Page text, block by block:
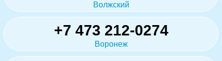
Волжский
+7 473 212-0274
Воронеж